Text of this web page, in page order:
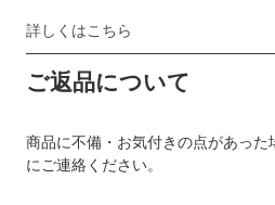
詳しくはこちら
ご返品について
商品に不備・お気付きの点があっ
にご連絡ください。